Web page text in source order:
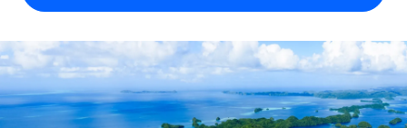
Integra y gestiona a autónomos globalmente.
PEO
Externaliza tareas laborales complejas.
Compáranos con otras empresas.
ETAPAS DE CRECIMIENTO
Startups
Soluciones ágiles de RR. HH. globales y nóminas para
Descubre opciones de divisas y tiempos de pago para
autónomos globales.
Nederlands
Français